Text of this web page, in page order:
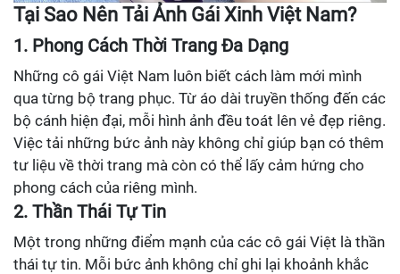
Tại Sao Nên Tải Ảnh Gái Xinh Việt Nam?
1. Phong Cách Thời Trang Đa Dạng
Những cô gái Việt Nam luôn biết cách làm mới mình
qua từng bộ trang phục. Từ áo dài truyền thống đến các
bộ cánh hiện đại, mỗi hình ảnh đều toát lên vẻ đẹp riêng.
Việc tải những bức ảnh này không chỉ giúp bạn có thêm
tư liệu về thời trang mà còn có thể lấy cảm hứng cho
phong cách của riêng mình.
2. Thần Thái Tự Tin
Một trong những điểm mạnh của các cô gái Việt là thần
thái tự tin. Mỗi bức ảnh không chỉ ghi lại khoảnh khắc